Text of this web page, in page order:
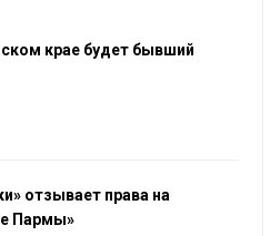
крае будет бывший
отзывает права на
Пармы»